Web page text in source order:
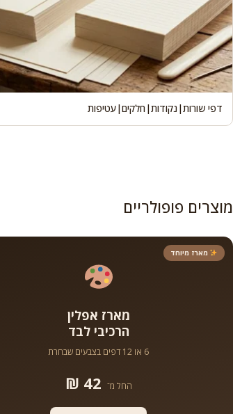
דפי שורות|נקודות|חלקים|עטיפות
מוצרים פופולריים
מארז מיוחד
מארז אפלין
הרכיבי לבד
6 או 12 דפים בצבעים שבחרת
החל מ־ 42 ₪